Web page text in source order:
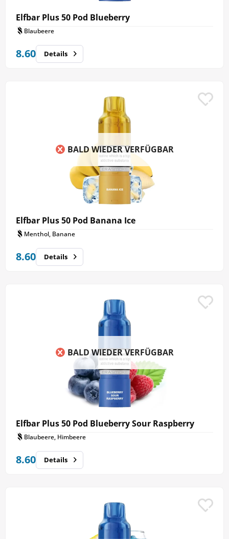
Elfbar Plus 50 Pod Blueberry
Blaubeere
8.60 Details
BALD WIEDER VERFÜGBAR
Elfbar Plus 50 Pod Banana Ice
Menthol, Banane
8.60 Details
BALD WIEDER VERFÜGBAR
Elfbar Plus 50 Pod Blueberry Sour Raspberry
Blaubeere, Himbeere
8.60 Details